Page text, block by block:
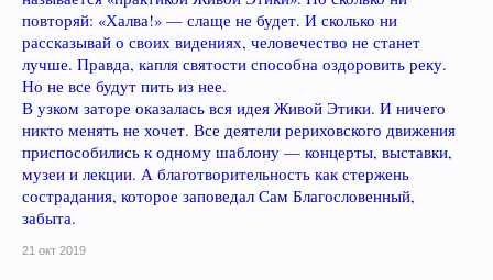
повторяй: «Халва!» — слаще не будет. И сколько ни
рассказывай о своих видениях, человечество не станет
лучше. Правда, капля святости способна оздоровить реку.
Но не все будут пить из нее.
В узком заторе оказалась вся идея Живой Этики. И ничего
никто менять не хочет. Все деятели рериховского движения
приспособились к одному шаблону — концерты, выставки,
музеи и лекции. А благотворительность как стержень
сострадания, которое заповедал Сам Благословенный,
забыта.
21 окт 2019